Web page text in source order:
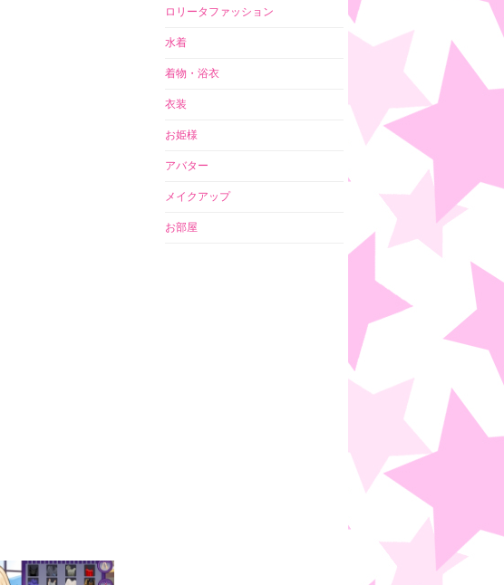
ロリータファッション
水着
着物・浴衣
衣装
お姫様
アバター
メイクアップ
お部屋